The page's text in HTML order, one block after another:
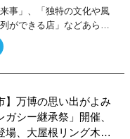
】万博の思い出がよみ
ガシー継承祭」開催、
場、大屋根リング木材
事」、「独特の文化や風
ができる店」などあらゆ
き放題にちゃちゃを入れ
に押し出したトークバラ